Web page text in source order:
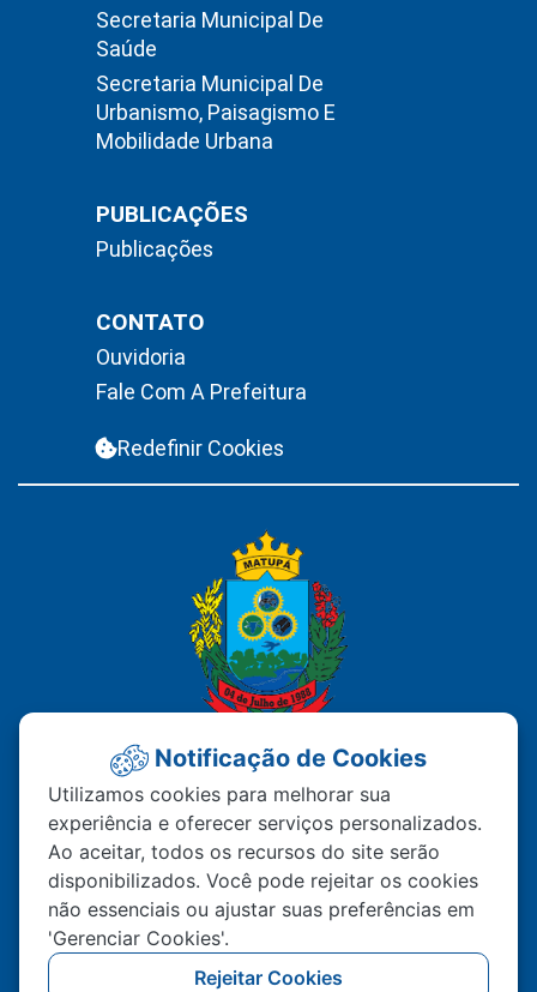
Secretaria Municipal De
Saúde
Secretaria Municipal De
Urbanismo, Paisagismo E
Mobilidade Urbana
PUBLICAÇÕES
Publicações
CONTATO
Ouvidoria
Fale Com A Prefeitura
Redefinir Cookies
PREFEITURA MUNICIPAL DE
MATUPÁ
Av. Hermínio Ometto Nº 101 Bairro ZE - 022
CEP – 78.525-000 Matupá-MT
(66) 99222-2560
Notificação de Cookies
Utilizamos cookies para melhorar sua
experiência e oferecer serviços personalizados.
Ao aceitar, todos os recursos do site serão
disponibilizados. Você pode rejeitar os cookies
não essenciais ou ajustar suas preferências em
'Gerenciar Cookies'.
Rejeitar Cookies